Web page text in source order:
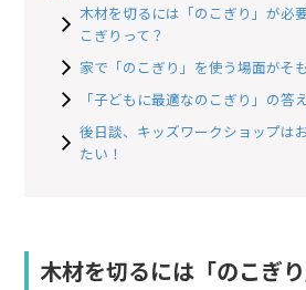
木材を切るには「のこぎり」が必
こぎりって？
家で「のこぎり」を使う場面がそ
「子どもに最適なのこぎり」の
後日談、キッズワークショップは
たい！
木材を切るには「のこぎ